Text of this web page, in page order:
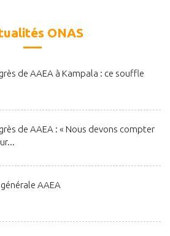
ONAS
de AAEA à Kampala : ce souffle
de AAEA : « Nous devons compter
AAEA